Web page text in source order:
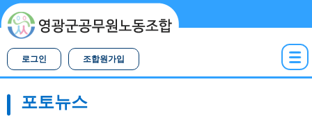
로그인 조합원가입
포토뉴스